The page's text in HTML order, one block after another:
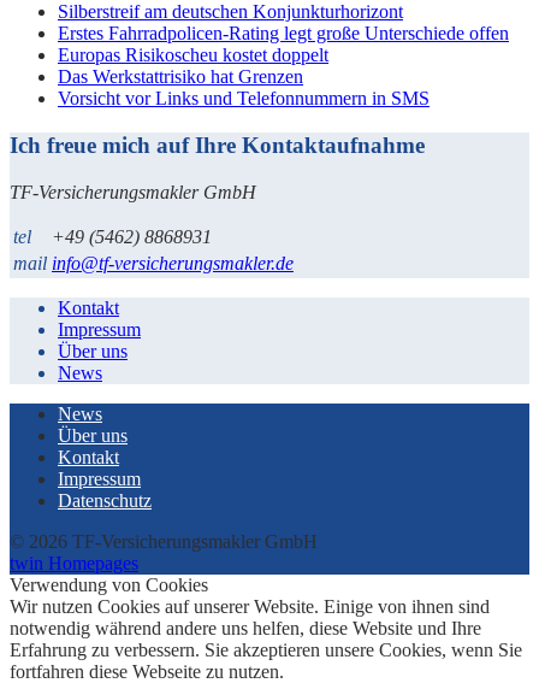
Silberstreif am deutschen Konjunkturhorizont
Erstes Fahrradpolicen-Rating legt große Unterschiede offen
Europas Risikoscheu kostet doppelt
Das Werkstattrisiko hat Grenzen
Vorsicht vor Links und Telefonnummern in SMS
Ich freue mich auf Ihre Kontaktaufnahme
TF-Versicherungsmakler GmbH
tel
+49 (5462) 8868931
mail info@tf-versicherungsmakler.de
Kontakt
Impressum
Über uns
News
News
Über uns
Kontakt
Impressum
Datenschutz
© 2026 TF-Versicherungsmakler GmbH
twin Homepages
Verwendung von Cookies
Wir nutzen Cookies auf unserer Website. Einige von ihnen sind
notwendig während andere uns helfen, diese Website und Ihre
Erfahrung zu verbessern. Sie akzeptieren unsere Cookies, wenn Sie
fortfahren diese Webseite zu nutzen.